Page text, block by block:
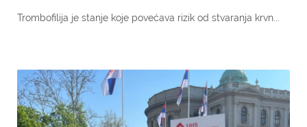
Trombofilija je stanje koje povećava rizik od stvaranja krvn...